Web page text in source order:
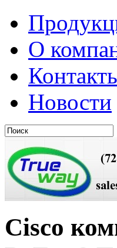
О
Новости
Cisco